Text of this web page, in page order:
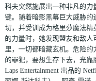
科夫突然施展出一种非凡的
键。随着暗影黑幕巨大威胁
切，并受训成为格里莎魔法
的力量时，她发现盟友和敌
里，一切都暗藏玄机。危险
的罪犯，要想生存下去，光靠
Laps Entertainment 出品的